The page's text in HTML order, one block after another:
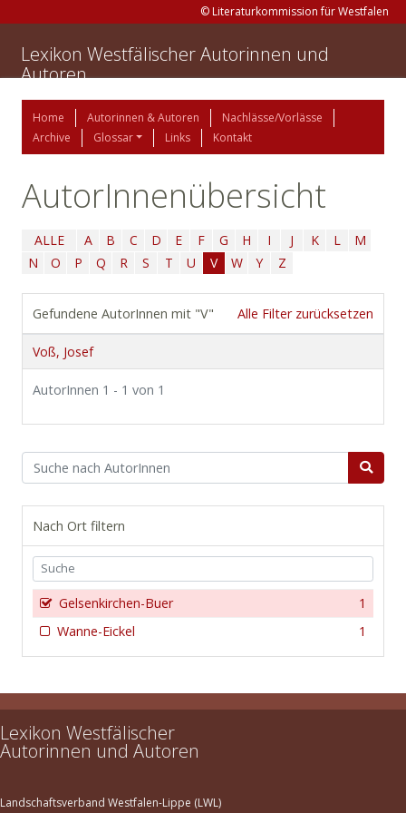
© Literaturkommission für Westfalen
Lexikon Westfälischer Autorinnen und
Autoren
Home Autorinnen & Autoren
Nachlässe/Vorlässe
Archive
Glossar Links Kontakt
AutorInnenübersicht
ALLE A B C D E F G H I J K L
M
N
O P Q R S T U V W Y Z
Alle Filter zurücksetzen
Gefundene AutorInnen mit "V"
Voß, Josef
AutorInnen 1 - 1 von 1
Nach Ort filtern
1
Gelsenkirchen-Buer
1
Wanne-Eickel
Lexikon Westfälischer
Autorinnen und Autoren
Landschaftsverband Westfalen-Lippe (LWL)